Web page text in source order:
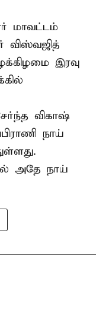
மாவட்டம்
விஸ்வஜித்
இரவு
விகாஷ்
நாய்
அதே நாய்